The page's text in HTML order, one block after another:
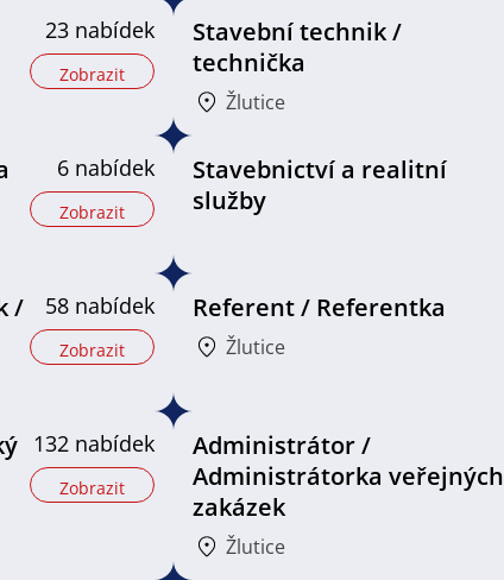
23 nabídek
Zobrazit
Stavební technik /
technička
Žlutice
6 nabídek
Zobrazit
Stavebnictví a realitní
služby
/
58 nabídek
Zobrazit
Referent / Referentka
Žlutice
132 nabídek
Zobrazit
Administrátor /
Administrátorka veřejných
zakázek
Žlutice